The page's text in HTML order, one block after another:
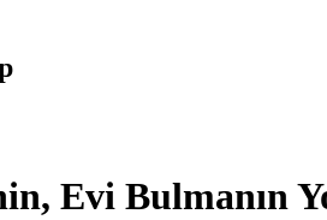
Evi Bulmanın